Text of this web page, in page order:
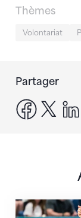
Thèmes
Volontariat
Partager
facebook
x
Prochaine